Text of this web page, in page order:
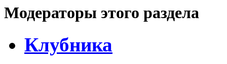
Модераторы этого раздела
Клубника